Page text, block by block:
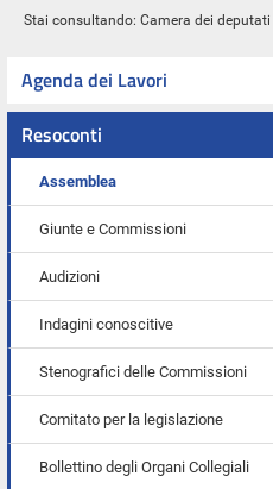
Stai consultando: Camera dei deputati
Agenda dei Lavori
Resoconti
Assemblea
Giunte e Commissioni
Audizioni
Indagini conoscitive
Stenografici delle Commissioni
Comitato per la legislazione
Bollettino degli Organi Collegiali